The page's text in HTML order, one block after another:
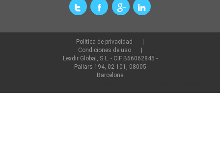
Política de privacidad
Condiciones de uso
Lexdir Global, S.L. - CIF B66062845 -
Pallars 194, 02-101, 08005
Barcelona